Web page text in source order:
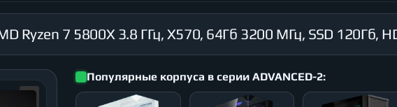
Популярные корпуса в серии ADVANCED-2: